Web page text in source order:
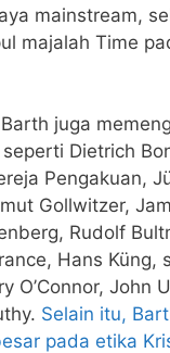
mainstream,
majalah Time
juga
Dietrich
Pengakuan,
Gollwitzer,
Rudolf
Hans Küng,
O’Connor, John
Selain itu,
pada etika